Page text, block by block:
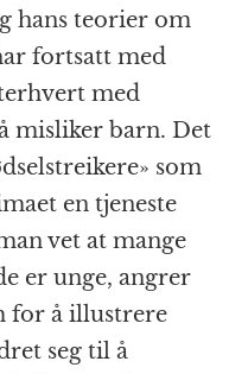
hans teorier om
fortsatt med
med
misliker barn. Det
som
en tjeneste
vet at mange
er unge, angrer
for å illustrere
seg til å